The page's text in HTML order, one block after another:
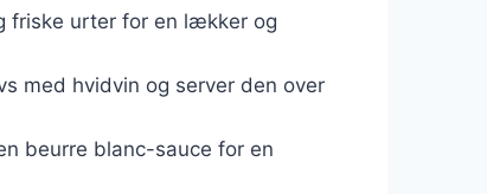
friske urter for en lækker og
med hvidvin og server den over
beurre blanc-sauce for en